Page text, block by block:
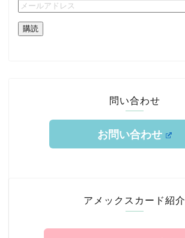
購読
問い合わせ
お問い合わせ
アメックスカード紹介